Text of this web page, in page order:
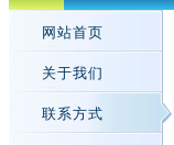
网站首页
关于我们
联系方式